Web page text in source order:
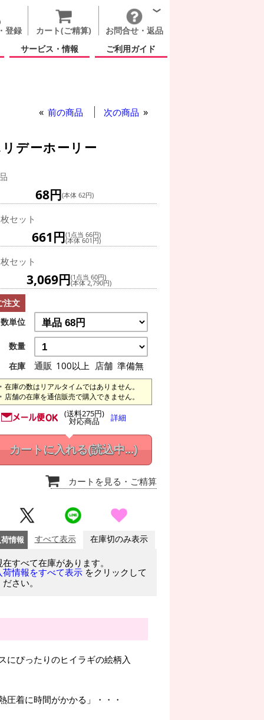
登録 カート(ご精算)
お問合せ・返品
サービス・情報
ご利用ガイド
前の商品 次の商品
デーホーリー
68円(本体 62円)
セット
661円(1点当 66円)
(本体 601円)
セット
3,069円(1点当 60円)
(本体 2,790円)
注文
数単位
数量
在庫
通販 100以上 店舗 準備無
在庫の数はリアルタイムではありません。
店舗の在庫を通信販売で購入できません。
(送料275円)
対応商品 詳細
カートに入れる(読込中...)
カートを見る ・ご精算
情報 すべて表示 在庫切のみ表示
在すべて在庫があります。
荷情報をすべて表示 をクリックして
さい。
にぴったりのヒイラギの絵柄入
圧着に時間がかかる」・・・